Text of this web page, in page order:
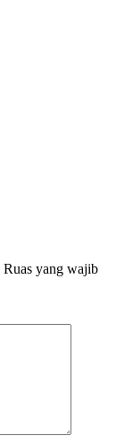
Ruas yang wajib